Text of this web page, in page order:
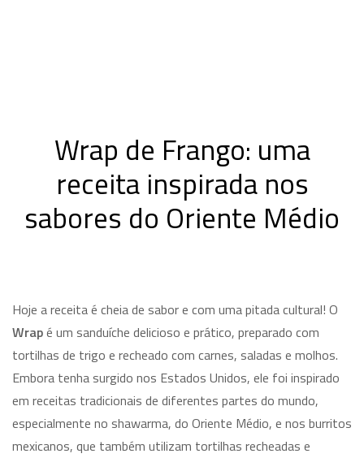
Wrap de Frango: uma
receita inspirada nos
sabores do Oriente Médio
Hoje a receita é cheia de sabor e com uma pitada cultural! O
Wrapé um sanduíche delicioso e prático, preparado com
tortilhas de trigo e recheado com carnes, saladas e molhos.
Embora tenha surgido nos Estados Unidos, ele foi inspirado
em receitas tradicionais de diferentes partes do mundo,
especialmente no shawarma, do Oriente Médio, e nos burritos
mexicanos, que também utilizam tortilhas recheadas e